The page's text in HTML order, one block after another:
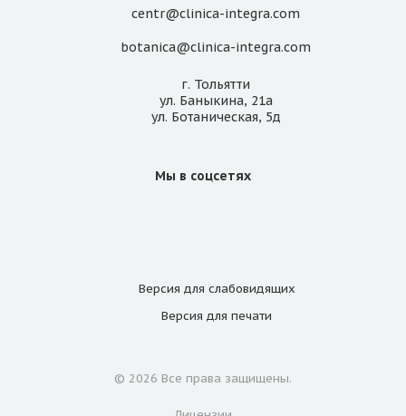
centr@clinica-integra.com
botanica@clinica-integra.com
г. Тольятти
ул. Баныкина, 21а
ул. Ботаническая, 5д
Мы в соцсетях
Версия для слабовидящих
Версия для печати
© 2026 Все права защищены.